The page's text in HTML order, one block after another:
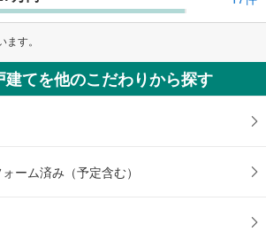
す。
てを他のこだわりから探す
ーム済み（予定含む）